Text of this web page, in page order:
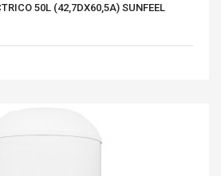
50L (42,7DX60,5A) SUNFEEL